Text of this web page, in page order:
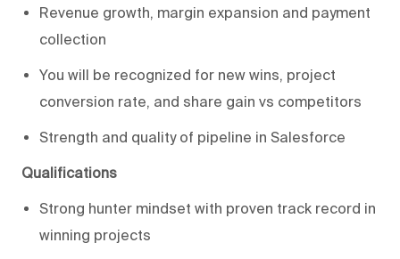
Revenue growth, margin expansion and payment
collection
You will be recognized for new wins, project
conversion rate, and share gain vs competitors
Strength and quality of pipeline in Salesforce
Qualifications
Strong hunter mindset with proven track record in
winning projects